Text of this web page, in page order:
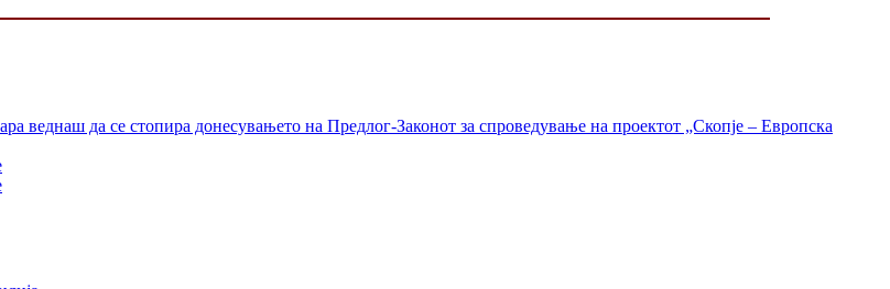
веднаш да се стопира донесувањето на Предлог-Законот за спроведување на проектот „Скопје – Европска